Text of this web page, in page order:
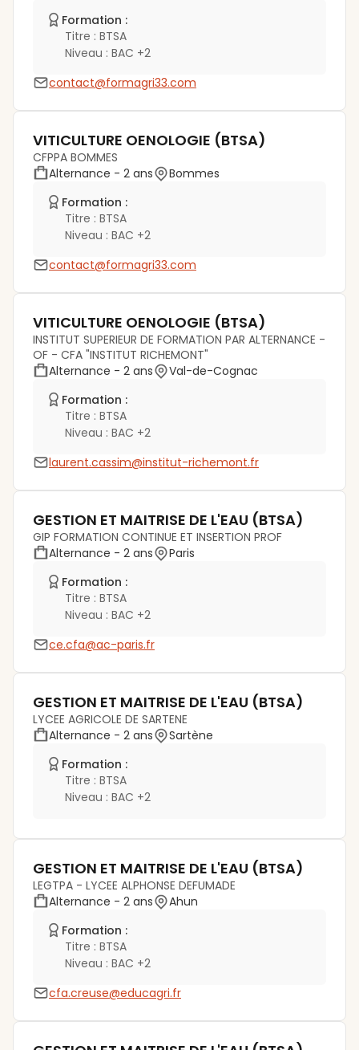
Formation :
Titre : BTSA
Niveau : BAC +2
contact@formagri33.com
VITICULTURE OENOLOGIE (BTSA)
CFPPA BOMMES
Alternance - 2 ans
Bommes
Formation :
Titre : BTSA
Niveau : BAC +2
contact@formagri33.com
VITICULTURE OENOLOGIE (BTSA)
INSTITUT SUPERIEUR DE FORMATION PAR ALTERNANCE -
OF - CFA "INSTITUT RICHEMONT"
Alternance - 2 ans
Val-de-Cognac
Formation :
Titre : BTSA
Niveau : BAC +2
laurent.cassim@institut-richemont.fr
GESTION ET MAITRISE DE L'EAU (BTSA)
GIP FORMATION CONTINUE ET INSERTION PROF
Alternance - 2 ans
Paris
Formation :
Titre : BTSA
Niveau : BAC +2
ce.cfa@ac-paris.fr
GESTION ET MAITRISE DE L'EAU (BTSA)
LYCEE AGRICOLE DE SARTENE
Alternance - 2 ans
Sartène
Formation :
Titre : BTSA
Niveau : BAC +2
GESTION ET MAITRISE DE L'EAU (BTSA)
LEGTPA - LYCEE ALPHONSE DEFUMADE
Alternance - 2 ans
Ahun
Formation :
Titre : BTSA
Niveau : BAC +2
cfa.creuse@educagri.fr